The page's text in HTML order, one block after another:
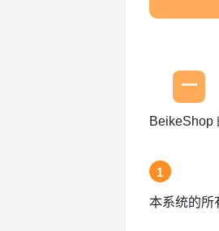
一
BeikeShop
1
本系统的所